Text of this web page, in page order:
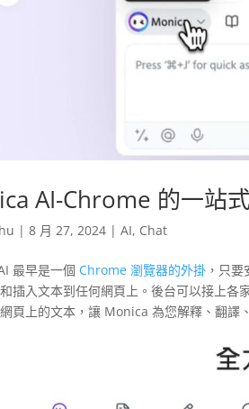
AI-Chrome 的一站
|8 月 27, 2024 |AI, Chat
最早是一個 Chrome 瀏覽器的外掛 ，只
插入文本到任何網頁上。後台可以接上
頁上的文本，讓 Monica 為您解釋、翻譯